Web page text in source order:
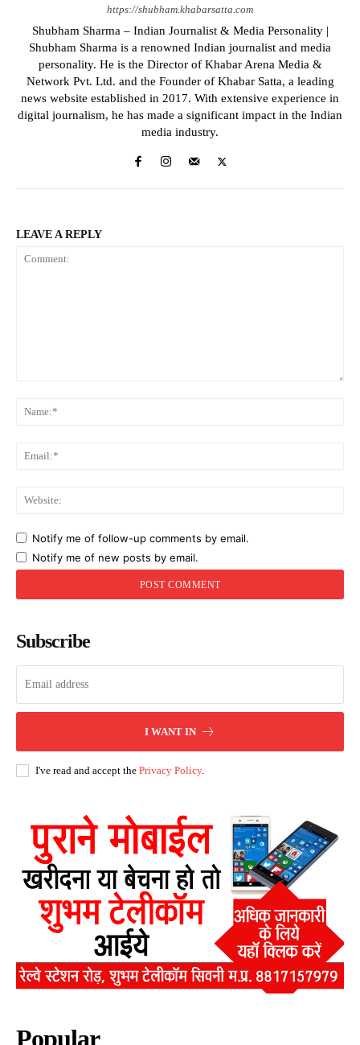
https://shubham.khabarsatta.com
Shubham Sharma – Indian Journalist & Media Personality |
Shubham Sharma is a renowned Indian journalist and media
personality. He is the Director of Khabar Arena Media &
Network Pvt. Ltd. and the Founder of Khabar Satta, a leading
news website established in 2017. With extensive experience in
digital journalism, he has made a significant impact in the Indian
media industry.
LEAVE A REPLY
Notify me of follow-up comments by email.
Notify me of new posts by email.
Subscribe
I WANT IN
I've read and accept the Privacy Policy.
Popular